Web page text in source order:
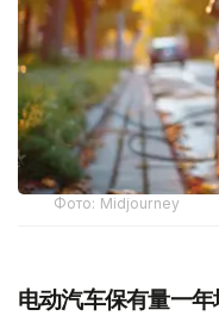
Фото: Midjourney
电动汽车保有量一